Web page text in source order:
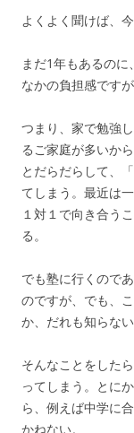
よくよく聞けば、
まだ1年もあるの
なかの負担感です
つまり、家で勉強
るご家庭が多いか
とだらだらして、
てしまう。最近は
１対１で向き合う
る。
でも塾に行くので
のですが、でも、
か、だれも知らない
そんなことをした
ってしまう。とに
ら、例えば中学に
かねない。